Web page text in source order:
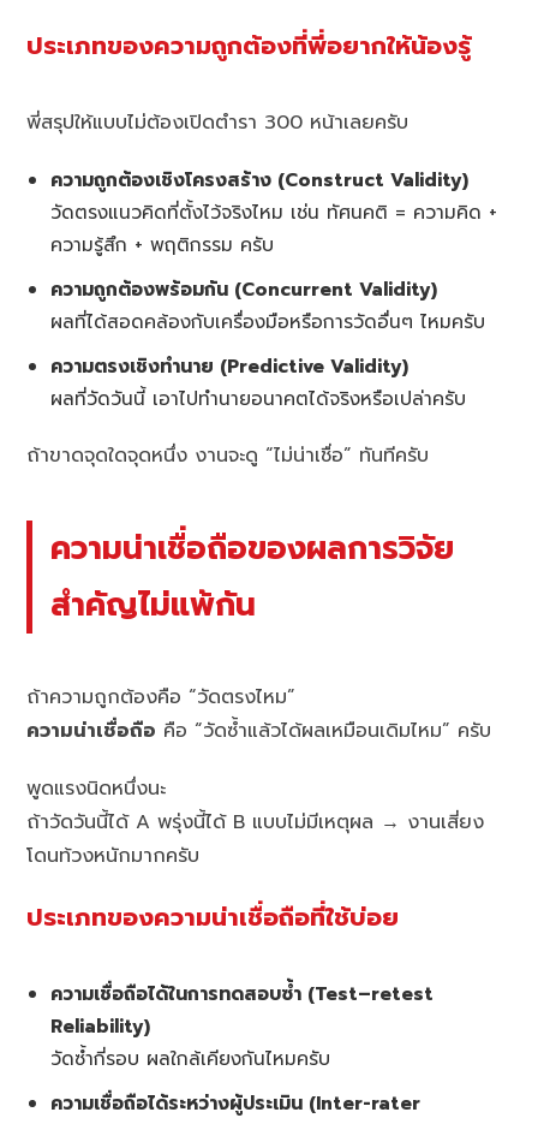
ประเภทของความถูกต้องที่พี่อยากให้น้องรู้
พี่สรุปให้แบบไม่ต้องเปิดตำรา 300 หน้าเลยครับ
ความถูกต้องเชิงโครงสร้าง (Construct Validity)
วัดตรงแนวคิดที่ตั้งไว้จริงไหม เช่น ทัศนคติ = ความคิด +
ความรู้สึก + พฤติกรรม ครับ
ความถูกต้องพร้อมกัน (Concurrent Validity)
ผลที่ได้สอดคล้องกับเครื่องมือหรือการวัดอื่นๆ ไหมครับ
ความตรงเชิงทำนาย (Predictive Validity)
ผลที่วัดวันนี้ เอาไปทำนายอนาคตได้จริงหรือเปล่าครับ
ถ้าขาดจุดใดจุดหนึ่ง งานจะดู “ไม่น่าเชื่อ” ทันทีครับ
ความน่าเชื่อถือของผลการวิจัย
สำคัญไม่แพ้กัน
ถ้าความถูกต้องคือ “วัดตรงไหม”
ความน่าเชื่อถือ คือ “วัดซ้ำแล้วได้ผลเหมือนเดิมไหม” ครับ
พูดแรงนิดหนึ่งนะ
ถ้าวัดวันนี้ได้ A พรุ่งนี้ได้ B แบบไม่มีเหตุผล → งานเสี่ยง
โดนท้วงหนักมากครับ
ประเภทของความน่าเชื่อถือที่ใช้บ่อย
ความเชื่อถือได้ในการทดสอบซ้ำ (Test–retest
Reliability)
วัดซ้ำกี่รอบ ผลใกล้เคียงกันไหมครับ
ความเชื่อถือได้ระหว่างผู้ประเมิน (Inter-rater